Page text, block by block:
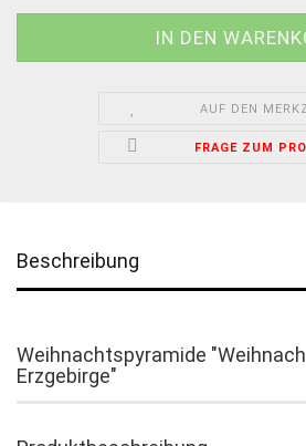
AUF DEN
FRAGE ZUM
Beschreibung
Weihnachtspyramide
Erzgebirge"